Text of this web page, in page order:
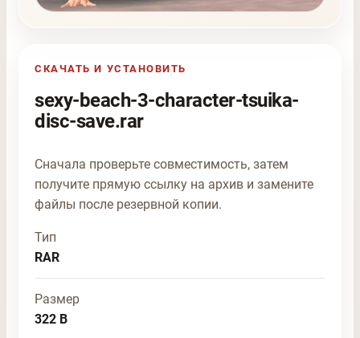
СКАЧАТЬ И УСТАНОВИТЬ
sexy-beach-3-character-tsuika-
disc-save.rar
Сначала проверьте совместимость, затем
получите прямую ссылку на архив и замените
файлы после резервной копии.
Тип
RAR
Размер
322 B